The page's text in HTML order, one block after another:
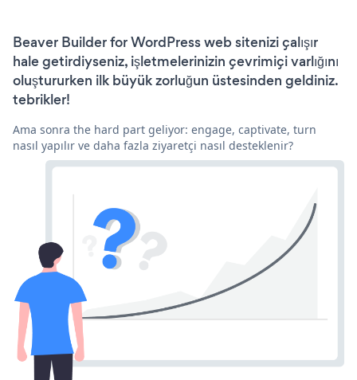
Beaver Builder for WordPress web sitenizi çalışır
hale getirdiyseniz, işletmelerinizin çevrimiçi varlığını
oluştururken ilk büyük zorluğun üstesinden geldiniz.
tebrikler!
Ama sonra the hard part geliyor: engage, captivate, turn
nasıl yapılır ve daha fazla ziyaretçi nasıl desteklenir?